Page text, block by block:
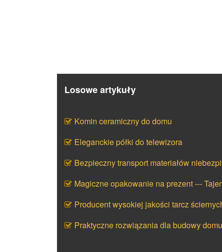
Losowe artykuły
Komin ceramiczny do domu
Eleganckie półki do telewizora
Bezpieczny transport materiałów
Magiczne opakowanie na prezent ---
Producent wysokiej jakości tarcz
Praktyczne rozwiązania dla budowy domu